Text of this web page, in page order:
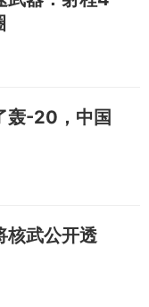
轰-20，中国
核武公开透